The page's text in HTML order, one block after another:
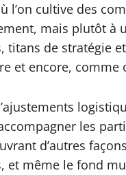
l’on cultive des
mais plutôt à
de stratégie
et encore,
les
d’autres
même le fond